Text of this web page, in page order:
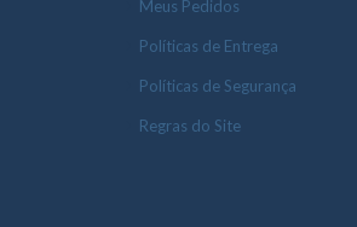
Meus Pedidos
Políticas de Entrega
Políticas de Segurança
Regras do Site